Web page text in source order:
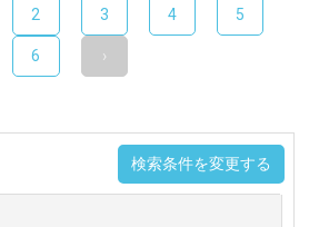
2 3 4 5
6 ›
検索条件を変更する